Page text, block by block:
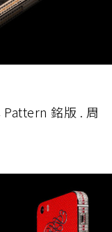
銘版 . 周